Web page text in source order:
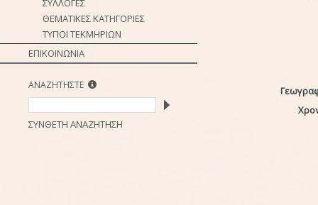
ΣΥΛΛΟΓΕΣ
ΘΕΜΑΤΙΚΕΣ ΚΑΤΗΓΟΡΙΕΣ
ΤΥΠΟΙ ΤΕΚΜΗΡΙΩΝ
ΕΠΙΚΟΙΝΩΝΙΑ
ΑΝΑΖΗΤΗΣΤΕ
ΣΥΝΘΕΤΗ ΑΝΑΖΗΤΗΣΗ